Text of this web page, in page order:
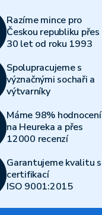
Razíme mince pro
Českou republiku přes
30 let od roku 1993
Spolupracujeme s
význačnými sochaři a
výtvarníky
Máme 98% hodnocení
na Heureka a přes
12000 recenzí
Garantujeme kvalitu s
certifikací
ISO 9001:2015